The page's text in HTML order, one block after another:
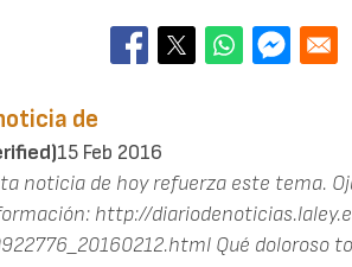
de
15 Feb 2016
noticia de hoy refuerza este tema.
http://
Qué doloroso